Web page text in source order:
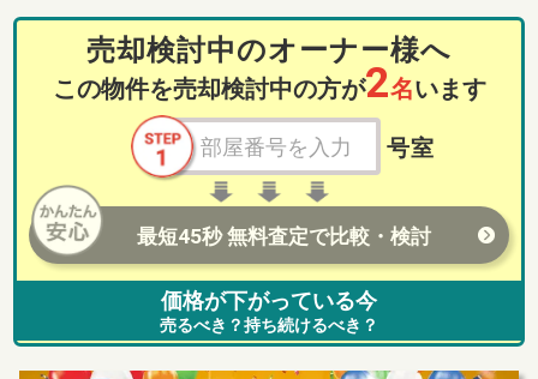
売却検討中のオーナー様へ
この物件を売却検討中の方が2名います
号室
最短45秒 無料査定で比較・検討
価格が下がっている今
売るべき？持ち続けるべき？